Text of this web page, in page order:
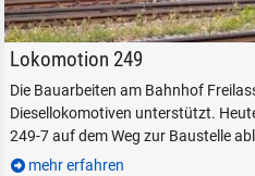
Lokomotion 212 249-7 in
Lokomotion 249
Die Bauarbeiten am Bahnhof
Diesellokomotiven unterstützt.
249-7 auf dem Weg zur Baustelle
mehr erfahren
Durchsuchen
alles